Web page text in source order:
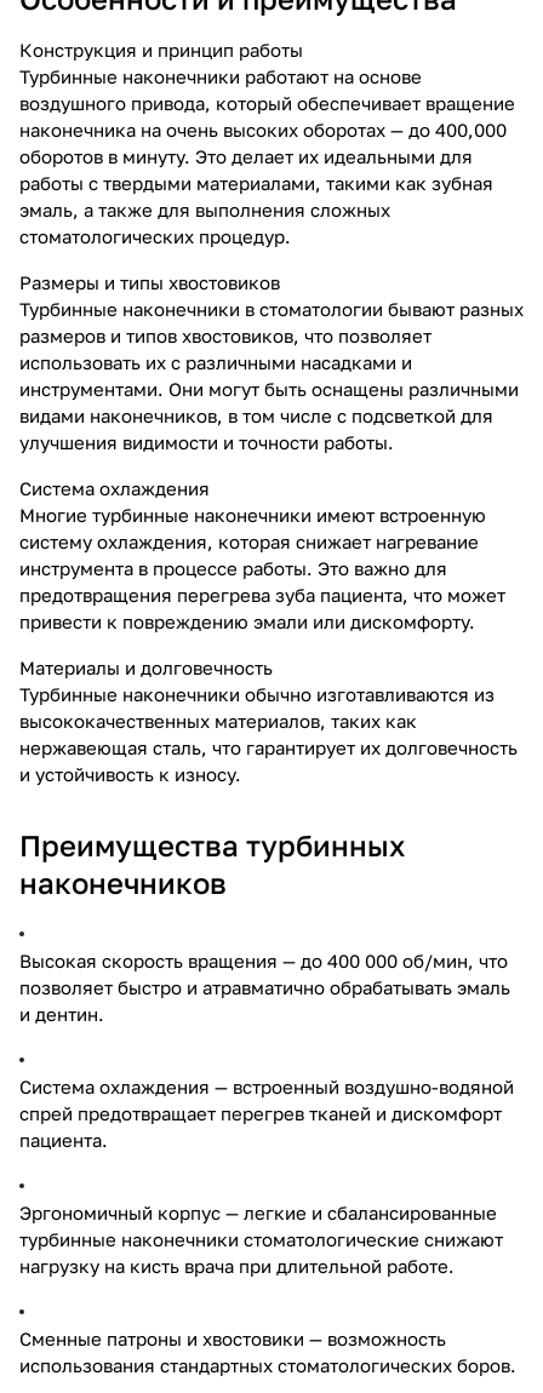
Конструкция и принцип работы
Турбинные наконечники работают на основе
воздушного привода, который обеспечивает вращение
наконечника на очень высоких оборотах — до 400,000
оборотов в минуту. Это делает их идеальными для
работы с твердыми материалами, такими как зубная
эмаль, а также для выполнения сложных
стоматологических процедур.
Размеры и типы хвостовиков
Турбинные наконечники в стоматологии бывают разных
размеров и типов хвостовиков, что позволяет
использовать их с различными насадками и
инструментами. Они могут быть оснащены различными
видами наконечников, в том числе с подсветкой для
улучшения видимости и точности работы.
Система охлаждения
Многие турбинные наконечники имеют встроенную
систему охлаждения, которая снижает нагревание
инструмента в процессе работы. Это важно для
предотвращения перегрева зуба пациента, что может
привести к повреждению эмали или дискомфорту.
Материалы и долговечность
Турбинные наконечники обычно изготавливаются из
высококачественных материалов, таких как
нержавеющая сталь, что гарантирует их долговечность
и устойчивость к износу.
Преимущества турбинных
наконечников
Высокая скорость вращения — до 400 000 об/мин, что
позволяет быстро и атравматично обрабатывать эмаль
и дентин.
Система охлаждения — встроенный воздушно-водяной
спрей предотвращает перегрев тканей и дискомфорт
пациента.
Эргономичный корпус — легкие и сбалансированные
турбинные наконечники стоматологические снижают
нагрузку на кисть врача при длительной работе.
Сменные патроны и хвостовики — возможность
использования стандартных стоматологических боров.